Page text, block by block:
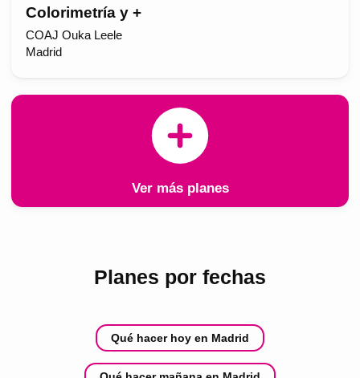
Colorimetría y +
COAJ Ouka Leele
Madrid
Ver más planes
Planes por fechas
Qué hacer hoy en Madrid